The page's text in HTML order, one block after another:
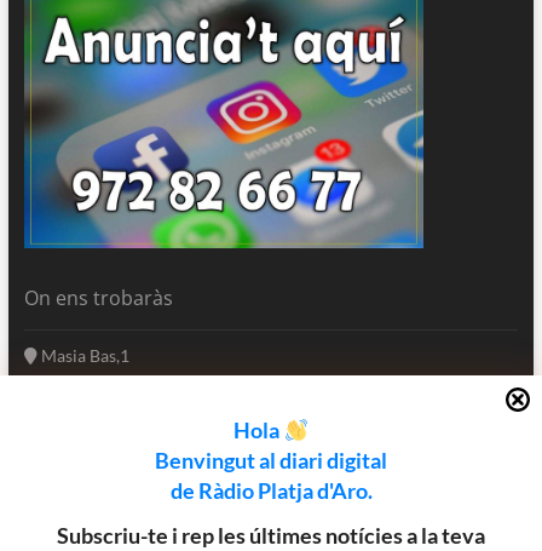
Hola
Benvingut al diari digital
de Ràdio Platja d'Aro.
Subscriu-te i rep les últimes notícies a la teva
On ens trobaràs
Masia Bas,1
17250 Platja d'Aro
informatius@rpa.cat